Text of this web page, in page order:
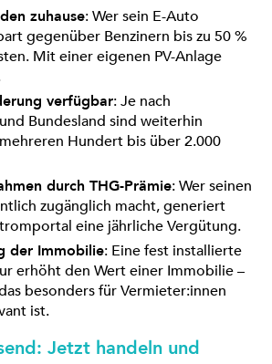
zuhause: Wer sein E-Auto
gegenüber Benzinern bis zu 50 %
Mit einer eigenen PV-Anlage
verfügbar: Je nach
Bundesland sind weiterhin
Hundert bis über 2.000
durch THG-Prämie: Wer seinen
zugänglich macht, generiert
eine jährliche Vergütung.
der Immobilie: Eine fest installierte
erhöht den Wert einer Immobilie –
besonders für Vermieter:innen
ist.
Jetzt handeln und